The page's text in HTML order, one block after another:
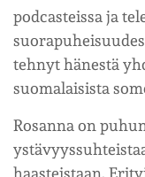
podcasteissa ja
tehnyt hänestä
suomalaisista
Rosanna on